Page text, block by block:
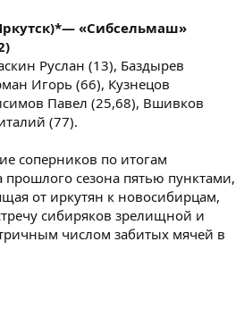
«Сибсельмаш»
Руслан (13), Баздырев
Игорь (66), Кузнецов
Павел (25,68), Вшивков
(77).
соперников по итогам
прошлого сезона пятью пунктами,
от иркутян к новосибирцам,
сибиряков зрелищной и
числом забитых мячей в